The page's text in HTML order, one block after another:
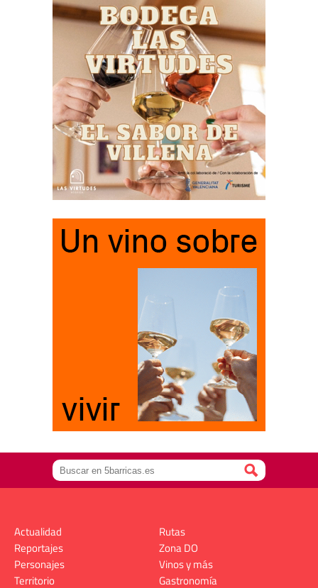
Actualidad
Reportajes
Personajes
Territorio
Rutas
Zona DO
Vinos y más
Gastronomía